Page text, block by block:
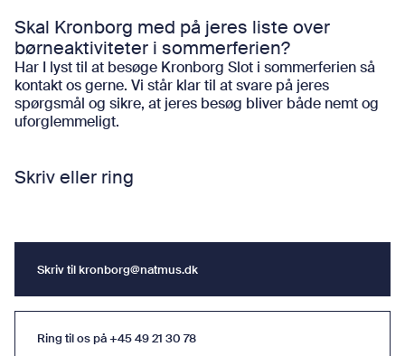
Skal Kronborg med på jeres liste over
børneaktiviteter i sommerferien?
Har I lyst til at besøge Kronborg Slot i sommerferien så
kontakt os gerne. Vi står klar til at svare på jeres
spørgsmål og sikre, at jeres besøg bliver både nemt og
uforglemmeligt.
Skriv eller ring
Skriv tilkronborg@natmus.dk
Ring til os på +45 49 21 30 78